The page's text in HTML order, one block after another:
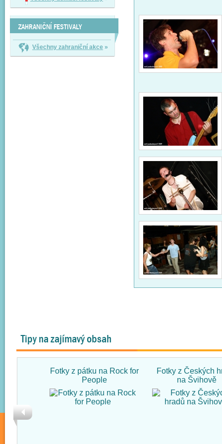
ZAHRANIČNÍ FESTIVALY
Všechny zahraniční akce »
Tipy na zajímavý obsah
Fotky z pátku na Rock for
People
Fotky z Českých
na Švihově